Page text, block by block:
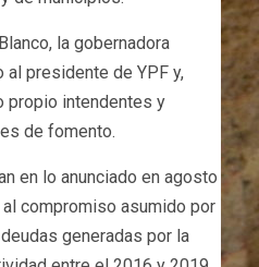
la gobernadora
al presidente de YPF y,
propio intendentes y
de fomento.
en lo anunciado en agosto
compromiso asumido por
generadas por la